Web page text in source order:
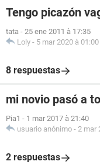
Tengo picazón
tata - 25 ene 2011 à 17:35
Loly - 5 mar 2020 à 01:00
8 respuestas
mi novio pasó a
Pia1 - 1 mar 2017 à 21:40
usuario anónimo - 2 mar
2 respuestas